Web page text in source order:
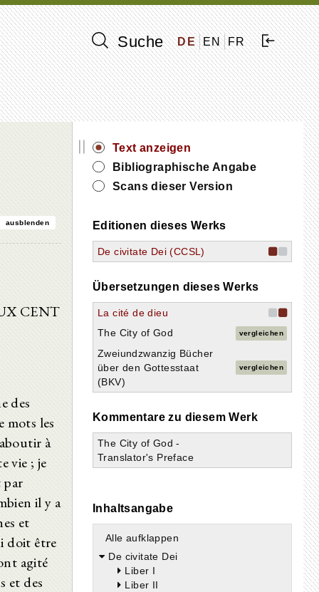
Suche DE EN FR
ausblenden
CENT
des
mots les
à
vie ; je
par
il y a
et
doit être
agité
et des
||
Text anzeigen
Bibliographische Angabe
Scans dieser Version
Editionen dieses Werks
De civitate Dei (CCSL)
Übersetzungen dieses Werks
La cité de dieu
The City of God
vergleichen
Zweiundzwanzig Bücher
über den Gottesstaat
(BKV)
vergleichen
Kommentare zu diesem Werk
The City of God -
Translator's Preface
Inhaltsangabe
Alle aufklappen
De civitate Dei
Liber I
Liber II